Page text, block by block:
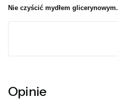
Nie czyścić mydłem glicerynowym.
Opinie